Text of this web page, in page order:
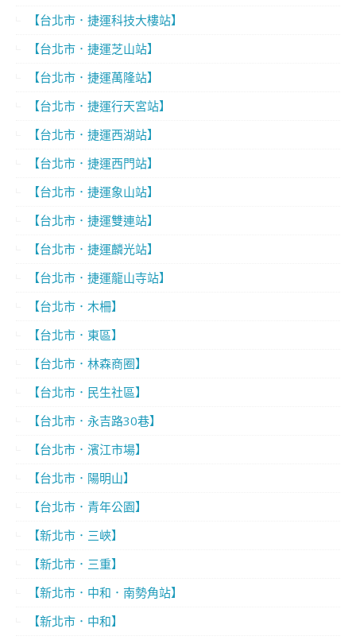
【台北市．捷運科技大樓站】
【台北市．捷運芝山站】
【台北市．捷運萬隆站】
【台北市．捷運行天宮站】
【台北市．捷運西湖站】
【台北市．捷運西門站】
【台北市．捷運象山站】
【台北市．捷運雙連站】
【台北市．捷運麟光站】
【台北市．捷運龍山寺站】
【台北市．木柵】
【台北市．東區】
【台北市．林森商圈】
【台北市．民生社區】
【台北市．永吉路30巷】
【台北市．濱江市場】
【台北市．陽明山】
【台北市．青年公園】
【新北市．三峽】
【新北市．三重】
【新北市．中和．南勢角站】
【新北市．中和】